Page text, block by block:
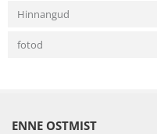
Hinnangud
fotod
ENNE OSTMIST